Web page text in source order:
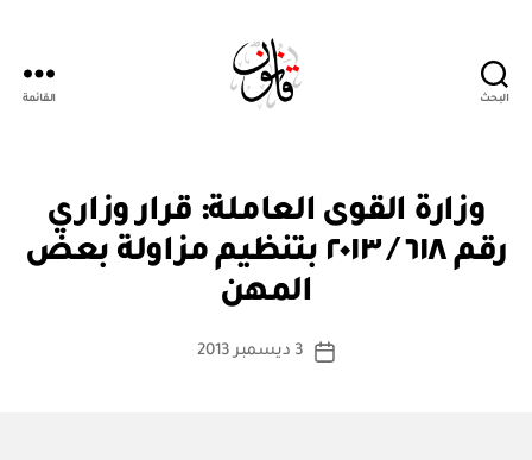
البحث القائمة
التصنيفات
ار
و
وزارة القوى العاملة: قرار وزاري
رقم ٦١٨ / ٢٠١٣ بتنظيم مزاولة بعض
المهن
كاتب
بو
ا
س
ة
تاريخ
3 ديسمبر 2013